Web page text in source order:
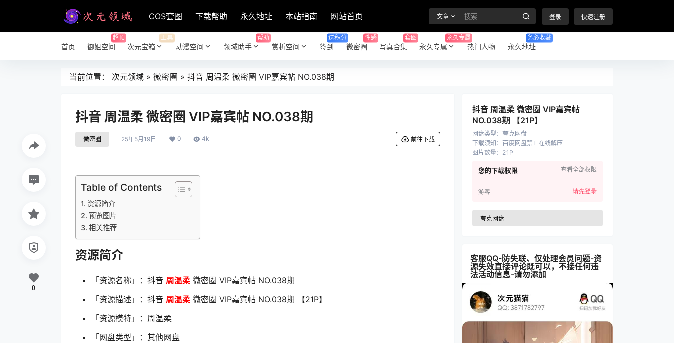
COS套图 下载帮助 永久地址 本站指南 网站首页 文章 登录 快速注册
首页 御姐空间
超顶
次元宝箱
工具
动漫空间 领域助手
帮助
赏析空间 签到
送积分
微密圈
性感
写真合集
套图
永久专属
永久专属
热门人物 永久地址
务必收藏
当前位置： 次元领域 » 微密圈 » 抖音 周温柔 微密圈 VIP嘉宾帖 NO.038期
抖音 周温柔 微密圈 VIP嘉宾帖 NO.038期
微密圈 25年5月19日 0 4k 前往下载
Table of Contents
资源简介
预览图片
相关推荐
资源简介
「资源名称」：抖音 周温柔 微密圈 VIP嘉宾帖 NO.038期
「资源描述」：抖音 周温柔 微密圈 VIP嘉宾帖 NO.038期 【21P】
「资源模特」：周温柔
「网盘类型」：其他网盘
0
抖音 周温柔 微密圈 VIP嘉宾帖
NO.038期 【21P】
网盘类型 ： 夸克网盘
下载须知 ： 百度网盘禁止在线解压
图片数量： 21P
您的下载权限 查看全部权限
游客 请先登录
夸克网盘
客服QQ-防失联、仅处理会员问题-资
源失效直接评论既可以，不接任何违
法活动信息-请勿添加